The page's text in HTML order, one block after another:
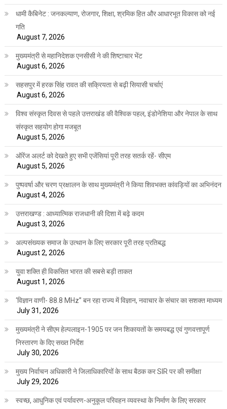
धामी कैबिनेट : जनकल्याण, रोजगार, शिक्षा, श्रमिक हित और आधारभूत विकास को नई
गति
August 7, 2026
मुख्यमंत्री से महानिदेशक एनसीसी ने की शिष्टाचार भेंट
August 6, 2026
सहसपुर में हरक सिंह रावत की सक्रियता से बढ़ी सियासी चर्चाएं
August 6, 2026
विश्व संस्कृत दिवस से पहले उत्तराखंड की वैश्विक पहल, इंडोनेशिया और नेपाल के साथ
संस्कृत सहयोग होगा मजबूत
August 5, 2026
ऑरेंज अलर्ट को देखते हुए सभी एजेंसियां पूरी तरह सतर्क रहें- सीएम
August 5, 2026
पुष्पवर्षा और चरण प्रक्षालन के साथ मुख्यमंत्री ने किया शिवभक्त कांवड़ियों का अभिनंदन
August 4, 2026
उत्तराखण्ड : आध्यात्मिक राजधानी की दिशा में बढ़े कदम
August 3, 2026
अल्पसंख्यक समाज के उत्थान के लिए सरकार पूरी तरह प्रतिबद्ध
August 2, 2026
युवा शक्ति ही विकसित भारत की सबसे बड़ी ताकत
August 1, 2026
‘विज्ञान वाणी- 88.8 MHz” बन रहा राज्य में विज्ञान, नवाचार के संचार का सशक्त माध्यम
July 31, 2026
मुख्यमंत्री ने सीएम हेल्पलाइन-1905 पर जन शिकायतों के समयबद्ध एवं गुणवत्तापूर्ण
निस्तारण के दिए सख्त निर्देश
July 30, 2026
मुख्य निर्वाचन अधिकारी ने जिलाधिकारियों के साथ बैठक कर SIR पर की समीक्षा
July 29, 2026
स्वच्छ, आधुनिक एवं पर्यावरण-अनुकूल परिवहन व्यवस्था के निर्माण के लिए सरकार